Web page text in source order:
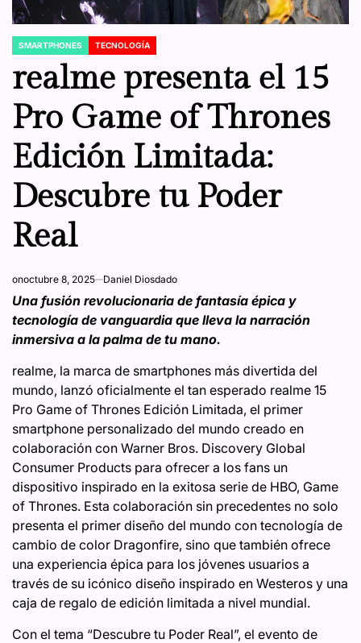
POSTED
SMARTPHONES TECNOLOGÍA
realme presenta el 15
Pro Game of Thrones
Edición Limitada:
Descubre tu Poder
Real
onoctubre 8, 2025 Daniel Diosdado
Una fusión revolucionaria de fantasía épica y
tecnología de vanguardia que lleva la narración
inmersiva a la palma de tu mano.
realme, la marca de smartphones más divertida del
mundo, lanzó oficialmente el tan esperado realme 15
Pro Game of Thrones Edición Limitada, el primer
smartphone personalizado del mundo creado en
colaboración con Warner Bros. Discovery Global
Consumer Products para ofrecer a los fans un
dispositivo inspirado en la exitosa serie de HBO, Game
of Thrones. Esta colaboración sin precedentes no solo
presenta el primer diseño del mundo con tecnología de
cambio de color Dragonfire, sino que también ofrece
una experiencia épica para los jóvenes usuarios a
través de su icónico diseño inspirado en Westeros y una
caja de regalo de edición limitada a nivel mundial.
Con el tema “Descubre tu Poder Real”, el evento de